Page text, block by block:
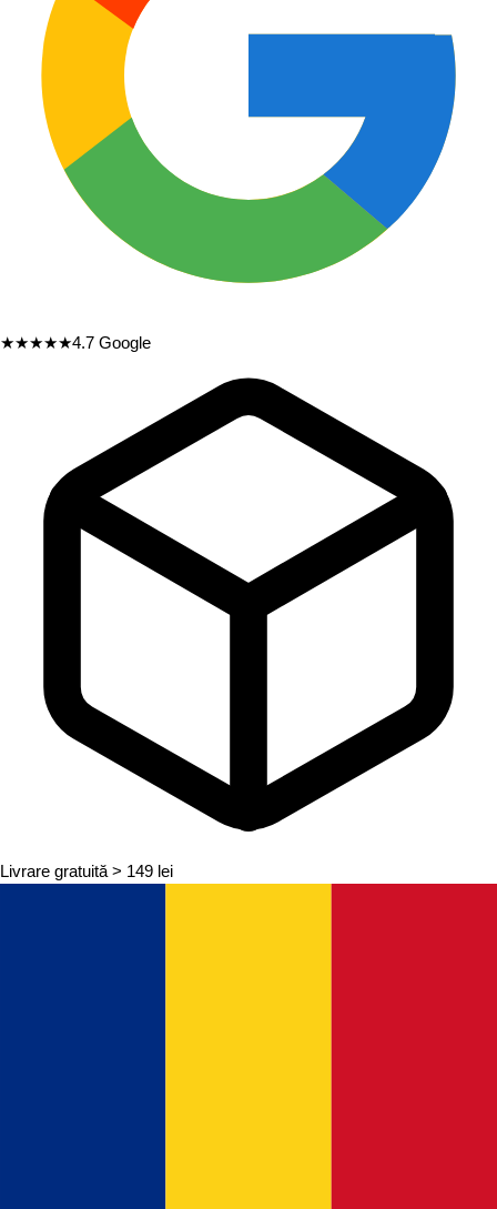
★★★★★4.7 Google
Livrare gratuită > 149 lei